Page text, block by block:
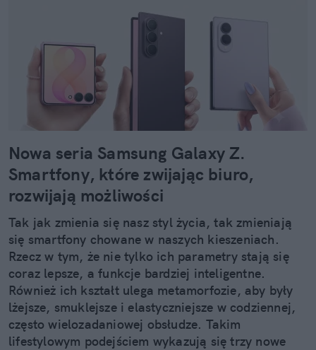
Nowa seria Samsung Galaxy Z.
Smartfony, które zwijając biuro,
rozwijają możliwości
Tak jak zmienia się nasz styl życia, tak zmieniają
się smartfony chowane w naszych kieszeniach.
Rzecz w tym, że nie tylko ich parametry stają się
coraz lepsze, a funkcje bardziej inteligentne.
Również ich kształt ulega metamorfozie, aby były
lżejsze, smuklejsze i elastyczniejsze w codziennej,
często wielozadaniowej obsłudze. Takim
lifestylowym podejściem wykazują się trzy nowe